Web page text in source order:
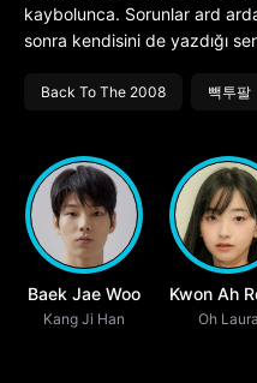
kaybolunca. Sorunlar ard
sonra kendisini de yazdığı
Back To The 2008 빽투팔
Baek Jae Woo
Kang Ji Han
Kwon Ah
Oh Laura